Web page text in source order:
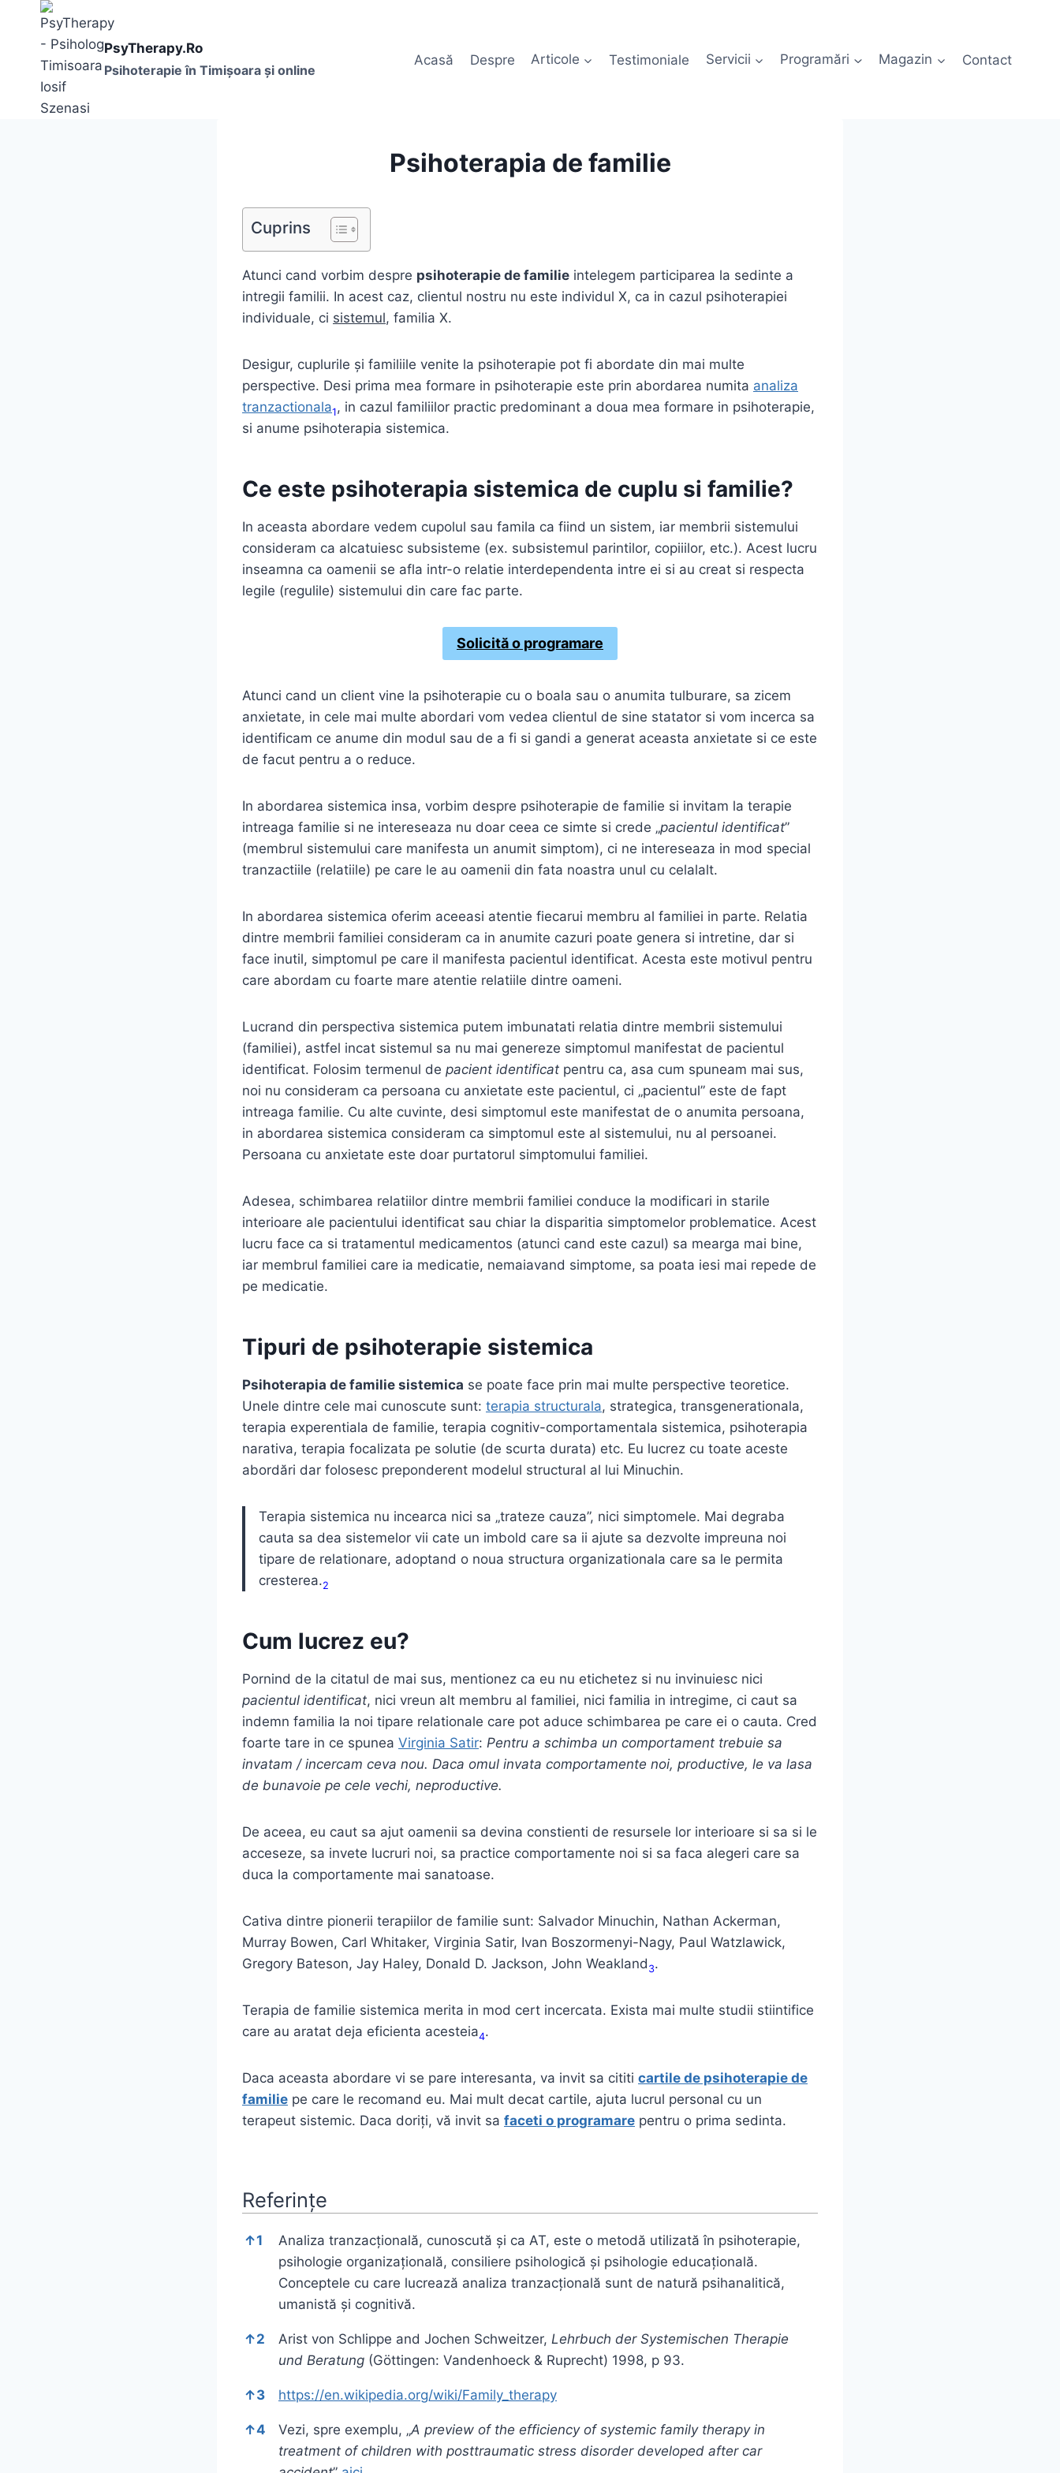
PsyTherapy.Ro
Psihoterapie în Timişoara și online
Acasă Despre Articole Testimoniale Servicii Programări Magazin Contact
Psihoterapia de familie
Cuprins
Atunci cand vorbim despre psihoterapie de familie intelegem participarea la sedinte a
intregii familii. In acest caz, clientul nostru nu este individul X, ca in cazul psihoterapiei
individuale, ci sistemul, familia X.
Desigur, cuplurile și familiile venite la psihoterapie pot fi abordate din mai multe
perspective. Desi prima mea formare in psihoterapie este prin abordarea numita analiza
tranzactionala1, in cazul familiilor practic predominant a doua mea formare in psihoterapie,
si anume psihoterapia sistemica.
Ce este psihoterapia sistemica de cuplu si familie?
In aceasta abordare vedem cupolul sau famila ca fiind un sistem, iar membrii sistemului
consideram ca alcatuiesc subsisteme (ex. subsistemul parintilor, copiiilor, etc.). Acest lucru
inseamna ca oamenii se afla intr-o relatie interdependenta intre ei si au creat si respecta
legile (regulile) sistemului din care fac parte.
Solicită o programare
Atunci cand un client vine la psihoterapie cu o boala sau o anumita tulburare, sa zicem
anxietate, in cele mai multe abordari vom vedea clientul de sine statator si vom incerca sa
identificam ce anume din modul sau de a fi si gandi a generat aceasta anxietate si ce este
de facut pentru a o reduce.
In abordarea sistemica insa, vorbim despre psihoterapie de familie si invitam la terapie
intreaga familie si ne intereseaza nu doar ceea ce simte si crede „pacientul identificat”
(membrul sistemului care manifesta un anumit simptom), ci ne intereseaza in mod special
tranzactiile (relatiile) pe care le au oamenii din fata noastra unul cu celalalt.
In abordarea sistemica oferim aceeasi atentie fiecarui membru al familiei in parte. Relatia
dintre membrii familiei consideram ca in anumite cazuri poate genera si intretine, dar si
face inutil, simptomul pe care il manifesta pacientul identificat. Acesta este motivul pentru
care abordam cu foarte mare atentie relatiile dintre oameni.
Lucrand din perspectiva sistemica putem imbunatati relatia dintre membrii sistemului
(familiei), astfel incat sistemul sa nu mai genereze simptomul manifestat de pacientul
identificat. Folosim termenul de pacient identificat pentru ca, asa cum spuneam mai sus,
noi nu consideram ca persoana cu anxietate este pacientul, ci „pacientul” este de fapt
intreaga familie. Cu alte cuvinte, desi simptomul este manifestat de o anumita persoana,
in abordarea sistemica consideram ca simptomul este al sistemului, nu al persoanei.
Persoana cu anxietate este doar purtatorul simptomului familiei.
Adesea, schimbarea relatiilor dintre membrii familiei conduce la modificari in starile
interioare ale pacientului identificat sau chiar la disparitia simptomelor problematice. Acest
lucru face ca si tratamentul medicamentos (atunci cand este cazul) sa mearga mai bine,
iar membrul familiei care ia medicatie, nemaiavand simptome, sa poata iesi mai repede de
pe medicatie.
Tipuri de psihoterapie sistemica
Psihoterapia de familie sistemica se poate face prin mai multe perspective teoretice.
Unele dintre cele mai cunoscute sunt: terapia structurala, strategica, transgenerationala,
terapia experentiala de familie, terapia cognitiv-comportamentala sistemica, psihoterapia
narativa, terapia focalizata pe solutie (de scurta durata) etc. Eu lucrez cu toate aceste
abordări dar folosesc preponderent modelul structural al lui Minuchin.
Terapia sistemica nu incearca nici sa „trateze cauza”, nici simptomele. Mai degraba
cauta sa dea sistemelor vii cate un imbold care sa ii ajute sa dezvolte impreuna noi
tipare de relationare, adoptand o noua structura organizationala care sa le permita
cresterea.2
Cum lucrez eu?
Pornind de la citatul de mai sus, mentionez ca eu nu etichetez si nu invinuiesc nici
pacientul identificat, nici vreun alt membru al familiei, nici familia in intregime, ci caut sa
indemn familia la noi tipare relationale care pot aduce schimbarea pe care ei o cauta. Cred
foarte tare in ce spunea Virginia Satir: Pentru a schimba un comportament trebuie sa
invatam / incercam ceva nou. Daca omul invata comportamente noi, productive, le va lasa
de bunavoie pe cele vechi, neproductive.
De aceea, eu caut sa ajut oamenii sa devina constienti de resursele lor interioare si sa si le
acceseze, sa invete lucruri noi, sa practice comportamente noi si sa faca alegeri care sa
duca la comportamente mai sanatoase.
Cativa dintre pionerii terapiilor de familie sunt: Salvador Minuchin, Nathan Ackerman,
Murray Bowen, Carl Whitaker, Virginia Satir, Ivan Boszormenyi-Nagy, Paul Watzlawick,
Gregory Bateson, Jay Haley, Donald D. Jackson, John Weakland 3.
Terapia de familie sistemica merita in mod cert incercata. Exista mai multe studii stiintifice
care au aratat deja eficienta acesteia4.
Daca aceasta abordare vi se pare interesanta, va invit sa cititi cartile de psihoterapie de
familie pe care le recomand eu. Mai mult decat cartile, ajuta lucrul personal cu un
terapeut sistemic. Daca doriți, vă invit sa faceti o programare pentru o prima sedinta.
Referințe
Referințe
↑1
Analiza tranzacțională, cunoscută și ca AT, este o metodă utilizată în psihoterapie,
psihologie organizațională, consiliere psihologică și psihologie educațională.
Conceptele cu care lucrează analiza tranzacțională sunt de natură psihanalitică,
umanistă și cognitivă.
↑2 Arist von Schlippe and Jochen Schweitzer, Lehrbuch der Systemischen Therapie
und Beratung (Göttingen: Vandenhoeck & Ruprecht) 1998, p 93.
↑3 https://en.wikipedia.org/wiki/Family_therapy
↑4 Vezi, spre exemplu, „A preview of the efficiency of systemic family therapy in
treatment of children with posttraumatic stress disorder developed after car